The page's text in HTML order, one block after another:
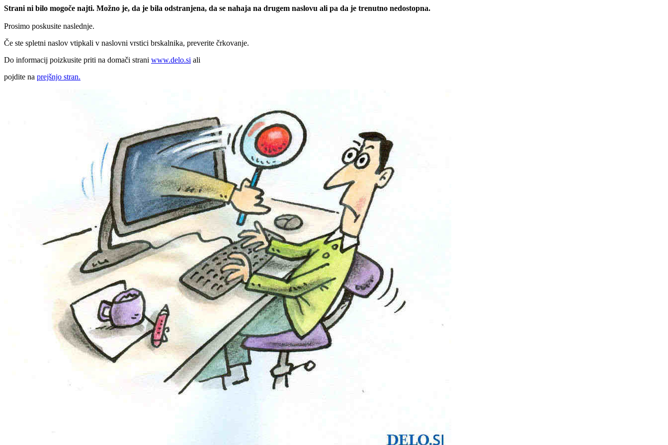
Strani ni bilo mogoče najti. Možno je, da je bila odstranjena, da se nahaja na drugem naslovu ali pa da je trenutno nedostopna.
Prosimo poskusite naslednje.
Če ste spletni naslov vtipkali v naslovni vrstici brskalnika, preverite črkovanje.
Do informacij poizkusite priti na domači strani www.delo.si ali
pojdite na prejšnjo stran.